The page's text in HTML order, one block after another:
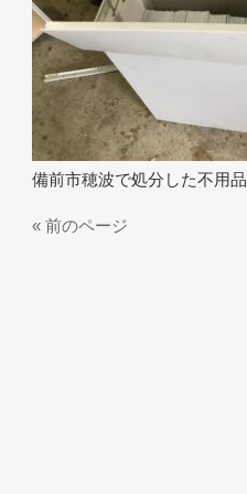
備前市穂波で処分した不用品
« 前のページ